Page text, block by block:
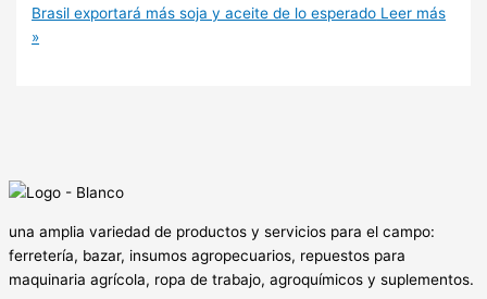
Brasil exportará más soja y aceite de lo esperado Leer más
»
una amplia variedad de productos y servicios para el campo:
ferretería, bazar, insumos agropecuarios, repuestos para
maquinaria agrícola, ropa de trabajo, agroquímicos y suplementos.